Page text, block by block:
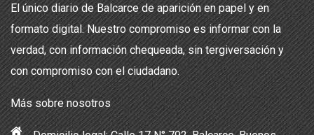
El único diario de Balcarce de aparición en papel y en
formato digital. Nuestro compromiso es informar con la
verdad, con información chequeada, sin tergiversación y
con compromiso con el ciudadano.
Más sobre nosotros